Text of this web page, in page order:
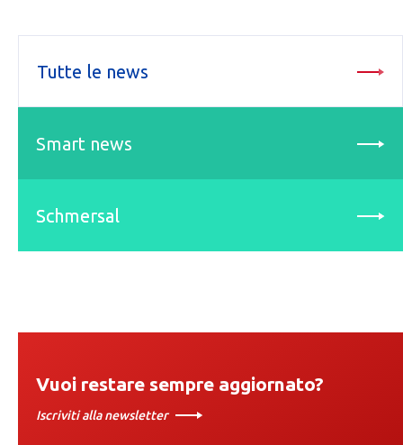
Tutte le news
Smart news
Schmersal
Vuoi restare sempre aggiornato?
Iscriviti alla newsletter